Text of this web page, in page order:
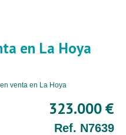
en La Hoya
venta en La Hoya
323.000 €
Ref. N7639